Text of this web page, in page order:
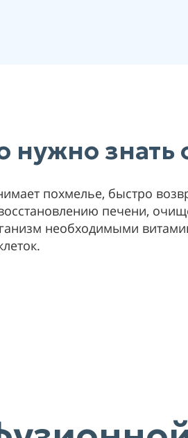
нужно
похмелье, быстро
печени,
необходимыми